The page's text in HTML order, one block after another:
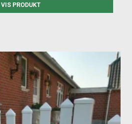
VIS PRODUKT